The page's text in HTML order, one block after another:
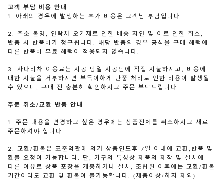
고객 부담 비용 안내
1. 아래의 경우에 발생하는 추가 비용은 고객님 부담입니다.
2. 주소 불명, 연락처 오기재로 인한 배송 지연 및 이로 인한 취소,
반품 시 반품비가 청구됩니다. 해당 반품의 경우 공식몰 구매 혜택에
따른 반품비 무료 혜택이 적용되지 않습니다.
3. 사다리차 이용료는 시공 당일 시공팀에 직접 지불하시고, 비용에
대한 지불을 거부하시면 부득이하게 반품 처리로 인한 비용이 발생될
수 있으니, 구매 전 충분히 확인하시고 주문 부탁드립니다.
주문 취소/교환 반품 안내
1. 주문 내용을 변경하고 싶은 경우에는 상품전체를 취소하시고 새로
주문하셔야 합니다.
2. 교환/환불은 표준약관에 의거 상품인도후 7일 이내에 교환,반품 및
환불 요청이 가능합니다. 단, 가구의 특성상 제품의 제작 및 설치에
따른 이유로 상품 포장을 개봉하거나 설치, 조립된 이후에는 교환/환불
기간이라도 교환 및 환불이 불가능합니다. (제품이상/하자 제외)